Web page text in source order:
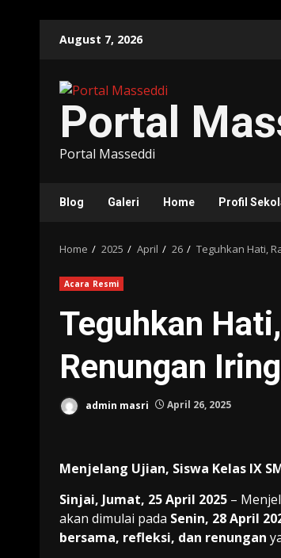
August 7, 2026
Portal
Portal Masseddi
Blog Galeri Home Profil
Home 2025 April 26 Teguhkan Hati,
Acara Resmi
Teguhkan
Renungan
admin masri April 26, 2025
Menjelang Ujian, Siswa Kelas IX
Sinjai, Jumat, 25 April 2025 –
akan dimulai pada Senin, 28 April
bersama, refleksi, dan renungan